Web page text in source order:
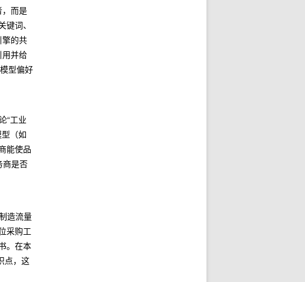
而是
词、
擎的共
用并给
型偏好
“工业
（如
能使品
商是否
造流量
采购工
。在本
点，这